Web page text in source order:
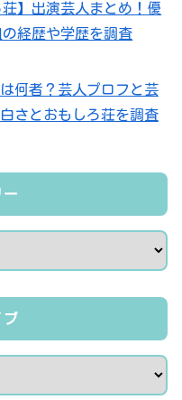
荘】出演芸人まとめ！優
経歴や学歴を調査
何者？芸人プロフと芸
さとおもしろ荘を調査
ー
ブ